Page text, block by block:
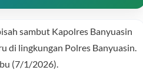
sambut Kapolres Banyuasin
di lingkungan Polres Banyuasin.
(7/1/2026).